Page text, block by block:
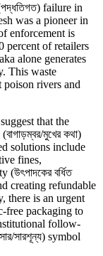
failure in
was a pioneer in
enforcement is
percent of retailers
alone generates
This waste
rivers and
that the
মুখের কথা)
solutions include
fines,
বর্ধিত
creating refundable
there is an urgent
free packaging to
follow-
সারশূন্য) symbol